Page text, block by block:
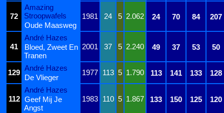
72
Amazing
Stroopwafels
1981 24 5 2.062 24 70 84
207
Oude Maasweg
41
André Hazes
2001
37 5 2.240 49 37 53 50
Bloed, Zweet En
Tranen
129
André Hazes
1977 113 5 1.790 113 141 133 128
De Vlieger
112
André Hazes
1983 110 5 1.867 133 150 125 120
Geef Mij Je
Angst